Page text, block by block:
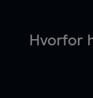
Hvorfor